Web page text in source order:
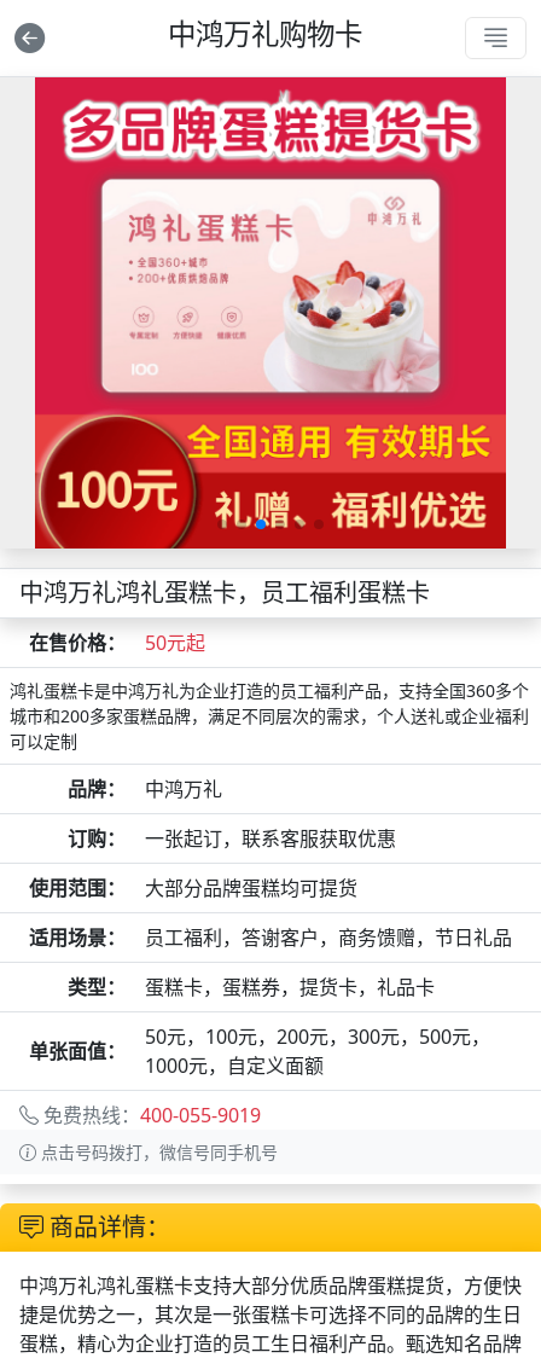
中鸿万礼购物卡
中鸿万礼鸿礼蛋糕卡，员工福利蛋糕卡
在售价格： 50元起
鸿礼蛋糕卡是中鸿万礼为企业打造的员工福利产品，支持全国360多个
城市和200多家蛋糕品牌，满足不同层次的需求，个人送礼或企业福利
可以定制
品牌：
中鸿万礼
订购：
一张起订，联系客服获取优惠
使用范围：
大部分品牌蛋糕均可提货
适用场景：
员工福利，答谢客户，商务馈赠，节日礼品
类型：
蛋糕卡，蛋糕券，提货卡，礼品卡
单张面值：
50元，100元，200元，300元，500元，
1000元，自定义面额
免费热线： 400-055-9019
点击号码拨打，微信号同手机号
商品详情：
中鸿万礼鸿礼蛋糕卡支持大部分优质品牌蛋糕提货，方便快
捷是优势之一，其次是一张蛋糕卡可选择不同的品牌的生日
蛋糕，精心为企业打造的员工生日福利产品。甄选知名品牌